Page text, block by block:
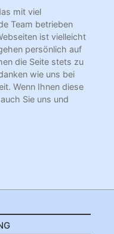
mit viel
Team betrieben
ist vielleicht
persönlich auf
die Seite stets zu
wie uns bei
Wenn Ihnen diese
Sie uns und